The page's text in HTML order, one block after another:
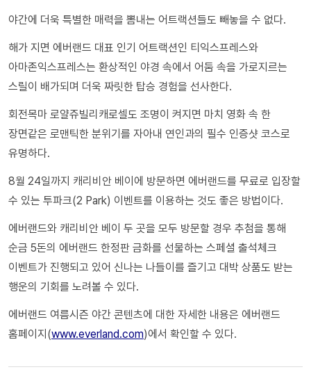
야간에 더욱 특별한 매력을 뽐내는 어트랙션들도 빼놓을 수 없다.
해가 지면 에버랜드 대표 인기 어트랙션인 티익스프레스와
아마존익스프레스는 환상적인 야경 속에서 어둠 속을 가로지르는
스릴이 배가되며 더욱 짜릿한 탑승 경험을 선사한다.
회전목마 로얄쥬빌리캐로셀도 조명이 켜지면 마치 영화 속 한
장면같은 로맨틱한 분위기를 자아내 연인과의 필수 인증샷 코스로
유명하다.
8월 24일까지 캐리비안 베이에 방문하면 에버랜드를 무료로 입장할
수 있는 투파크(2 Park) 이벤트를 이용하는 것도 좋은 방법이다.
에버랜드와 캐리비안 베이 두 곳을 모두 방문할 경우 추첨을 통해
순금 5돈의 에버랜드 한정판 금화를 선물하는 스페셜 출석체크
이벤트가 진행되고 있어 신나는 나들이를 즐기고 대박 상품도 받는
행운의 기회를 노려볼 수 있다.
에버랜드 여름시즌 야간 콘텐츠에 대한 자세한 내용은 에버랜드
홈페이지(www.everland.com)에서 확인할 수 있다.